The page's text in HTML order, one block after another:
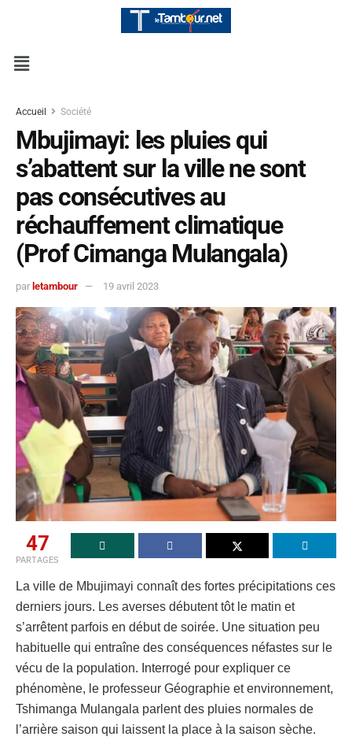
Accueil Société
Mbujimayi: les pluies qui
s’abattent sur la ville ne sont
pas consécutives au
réchauffement climatique
(Prof Cimanga Mulangala)
par letambour 19 avril 2023
47
PARTAGES
La ville de Mbujimayi connaît des fortes précipitations ces
derniers jours. Les averses débutent tôt le matin et
s’arrêtent parfois en début de soirée. Une situation peu
habituelle qui entraîne des conséquences néfastes sur le
vécu de la population. Interrogé pour expliquer ce
phénomène, le professeur Géographie et environnement,
Tshimanga Mulangala parlent des pluies normales de
l’arrière saison qui laissent la place à la saison sèche.